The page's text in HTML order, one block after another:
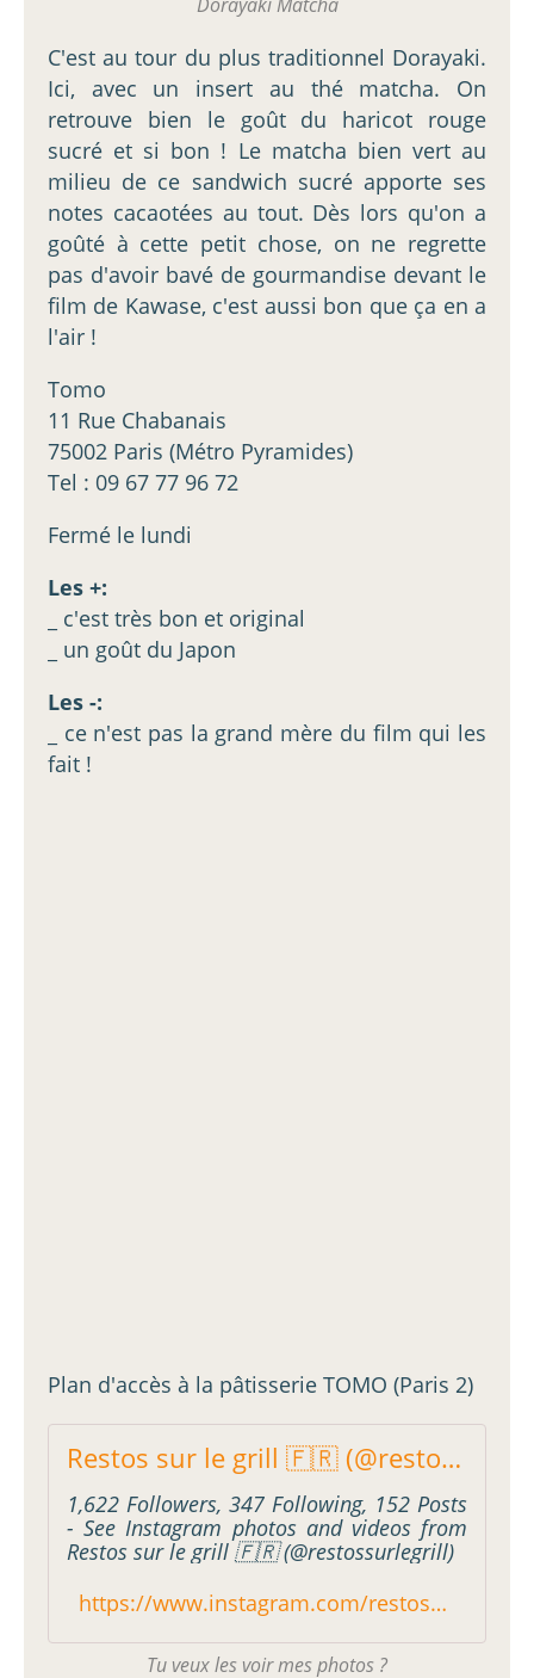
C'est au tour du plus traditionnel Dorayaki.
Ici, avec un insert au thé matcha. On
retrouve bien le goût du haricot rouge
sucré et si bon ! Le matcha bien vert au
milieu de ce sandwich sucré apporte ses
notes cacaotées au tout. Dès lors qu'on a
goûté à cette petit chose, on ne regrette
pas d'avoir bavé de gourmandise devant le
film de Kawase, c'est aussi bon que ça en a
l'air !
Tomo
11 Rue Chabanais
75002 Paris (Métro Pyramides)
Tel : 09 67 77 96 72
Fermé le lundi
Les +:
_ c'est très bon et original
_ un goût du Japon
Les -:
_ ce n'est pas la grand mère du film qui les
fait !
Plan d'accès à la pâtisserie TOMO (Paris 2)
Restos sur le grill 🇫🇷 (@restossurlegrill) * Instagram photos and videos
1,622 Followers, 347 Following, 152 Posts
- See Instagram photos and videos from
Restos sur le grill 🇫🇷 (@restossurlegrill)
https://www.instagram.com/restossurlegrill/
Tu veux les voir mes photos ?